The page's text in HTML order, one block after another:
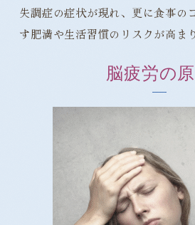
失調症の症状が現れ、更に食事の
す肥満や生活習慣のリスクが高ま
脳疲労の